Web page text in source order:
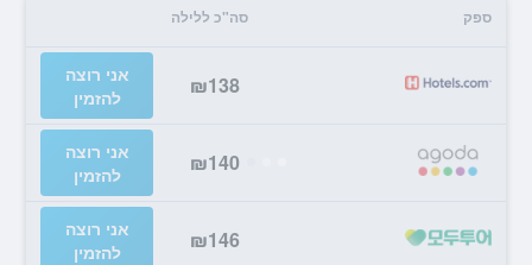
ספק סה"כ ללילה
₪138
אני רוצה
להזמין
₪140
אני רוצה
להזמין
₪146
אני רוצה
להזמין